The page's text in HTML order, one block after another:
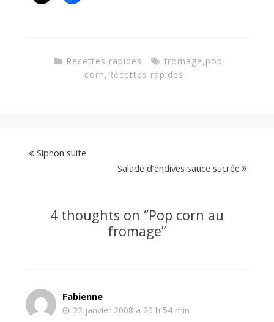
Recettes rapides fromage,pop
corn, Recettes rapides
Siphon suite
Salade d’endives sauce sucrée
4 thoughts on “Pop corn au
fromage”
Fabienne
22 janvier 2008 à 20 h 54 min